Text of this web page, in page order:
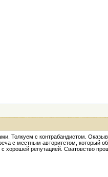
Толкуем с контрабандистом.
с местным авторитетом, который
хорошей репутацией. Сватовство